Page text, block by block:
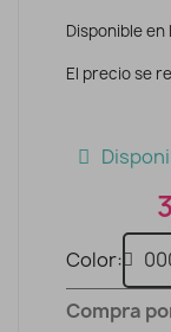
Disponible
El precio se
Color
Compra